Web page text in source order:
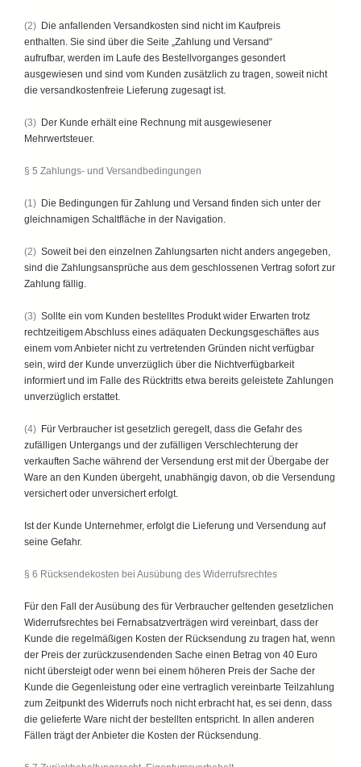
(2) Die anfallenden Versandkosten sind nicht im Kaufpreis
enthalten. Sie sind über die Seite „Zahlung und Versand“
aufrufbar, werden im Laufe des Bestellvorganges gesondert
ausgewiesen und sind vom Kunden zusätzlich zu tragen, soweit nicht
die versandkostenfreie Lieferung zugesagt ist.
(3) Der Kunde erhält eine Rechnung mit ausgewiesener
Mehrwertsteuer.
§ 5 Zahlungs- und Versandbedingungen
(1) Die Bedingungen für Zahlung und Versand finden sich unter der
gleichnamigen Schaltfläche in der Navigation.
(2) Soweit bei den einzelnen Zahlungsarten nicht anders angegeben,
sind die Zahlungsansprüche aus dem geschlossenen Vertrag sofort zur
Zahlung fällig.
(3) Sollte ein vom Kunden bestelltes Produkt wider Erwarten trotz
rechtzeitigem Abschluss eines adäquaten Deckungsgeschäftes aus
einem vom Anbieter nicht zu vertretenden Gründen nicht verfügbar
sein, wird der Kunde unverzüglich über die Nichtverfügbarkeit
informiert und im Falle des Rücktritts etwa bereits geleistete Zahlungen
unverzüglich erstattet.
(4) Für Verbraucher ist gesetzlich geregelt, dass die Gefahr des
zufälligen Untergangs und der zufälligen Verschlechterung der
verkauften Sache während der Versendung erst mit der Übergabe der
Ware an den Kunden übergeht, unabhängig davon, ob die Versendung
versichert oder unversichert erfolgt.
Ist der Kunde Unternehmer, erfolgt die Lieferung und Versendung auf
seine Gefahr.
§ 6 Rücksendekosten bei Ausübung des Widerrufsrechtes
Für den Fall der Ausübung des für Verbraucher geltenden gesetzlichen
Widerrufsrechtes bei Fernabsatzverträgen wird vereinbart, dass der
Kunde die regelmäßigen Kosten der Rücksendung zu tragen hat, wenn
der Preis der zurückzusendenden Sache einen Betrag von 40 Euro
nicht übersteigt oder wenn bei einem höheren Preis der Sache der
Kunde die Gegenleistung oder eine vertraglich vereinbarte Teilzahlung
zum Zeitpunkt des Widerrufs noch nicht erbracht hat, es sei denn, dass
die gelieferte Ware nicht der bestellten entspricht. In allen anderen
Fällen trägt der Anbieter die Kosten der Rücksendung.